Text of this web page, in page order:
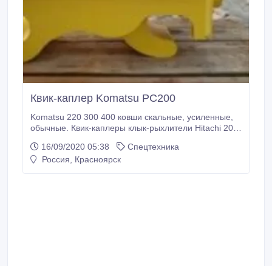
Квик-каплер Komatsu PC200
Komatsu 220 300 400 ковши скальные, усиленные,
обычные. Квик-каплеры клык-рыхлители Hitachi 200
Hitachi Hyundai JCB Doosan..
16/09/2020 05:38
Спецтехника
Россия, Красноярск